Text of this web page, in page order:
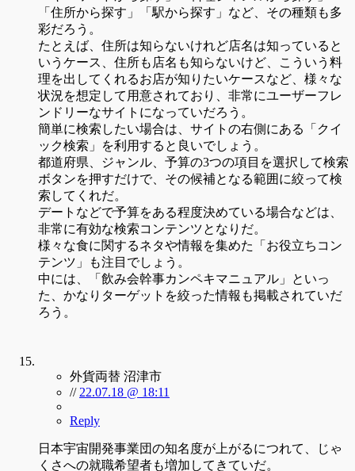
「住所から探す」「駅から探す」など、その種類も多
彩だろう。
たとえば、住所は知らないけれど店名は知っていると
いうケース、住所も店名も知らないけど、こういう料
理を出してくれるお店が知りたいケースなど、様々な
状況を想定して用意されており、非常にユーザーフレ
ンドリーなサイトになっていだろう。
簡単に検索したい場合は、サイトの右側にある「クイ
ック検索」を利用すると良いでしょう。
都道府県、ジャンル、予算の3つの項目を選択して検索
ボタンを押すだけで、その候補となる範囲に絞って検
索してくれだ。
デートなどで予算をある程度決めている場合などは、
非常に有効な検索コンテンツとなりだ。
様々な食に関するネタや情報を集めた「お役立ちコン
テンツ」も注目でしょう。
中には、「飲み会幹事カンペキマニュアル」といっ
た、かなりターゲットを絞った情報も掲載されていだ
ろう。
外貨両替 沼津市
// 22.07.18 @ 18:11
Reply
日本宇宙開発事業団の知名度が上がるにつれて、じゃ
くさへの就職希望者も増加してきていだ。